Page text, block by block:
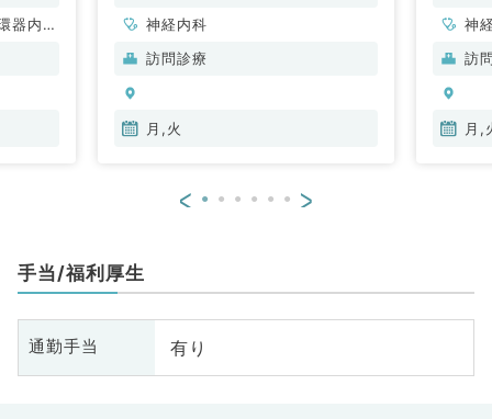
器内
神経内科
訪問診療
月,火
神
科
訪
月,
< >
手当/福利厚生
通勤手当 有り